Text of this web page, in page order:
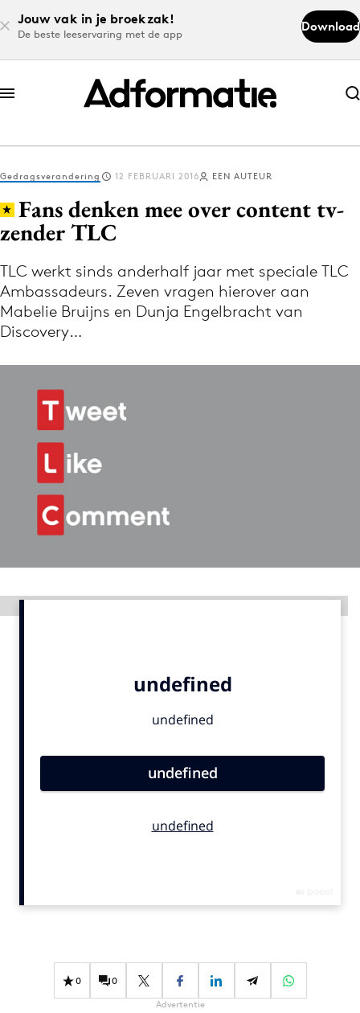
Jouw vak in je broekzak!
De beste leeservaring met de app
Download
Abonneer nu
Abonneer nu
Log in
Volg het laatste nieuws via de Adformatie
Nieuws app
Menu
9 sept: GenAI-training
12 nov: MarketingLive!
Adverteren
Vacatures
Campagnes
Design
Effectiviteit
Gedragsverandering
Gedragsverandering 12 FEBRUARI 2016 EEN AUTEUR
Fans denken mee over content tv-
zender TLC
TLC werkt sinds anderhalf jaar met speciale TLC
Ambassadeurs. Zeven vragen hierover aan
Mabelie Bruijns en Dunja Engelbracht van
Discovery…
0 0
Advertentie